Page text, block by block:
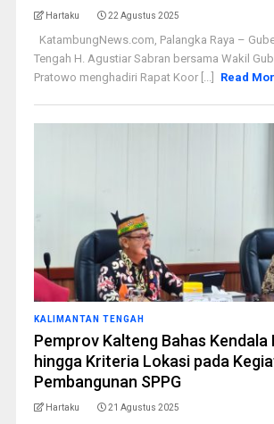
Hartaku 22 Agustus 2025
KatambungNews.com, Palangka Raya –
Tengah H. Agustiar Sabran bersama Wakil
Pratowo menghadiri Rapat Koor [...]
Read
KALIMANTAN TENGAH
Pemprov Kalteng Bahas Kendala
hingga Kriteria Lokasi pada
Pembangunan SPPG
Hartaku 21 Agustus 2025